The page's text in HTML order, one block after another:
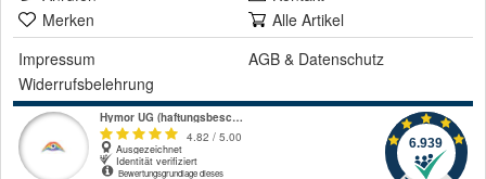
Merken
Alle Artikel
Impressum
AGB & Datenschutz
Widerrufsbelehrung